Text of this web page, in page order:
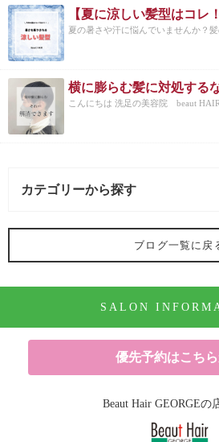
夏の暑さや汗に悩んでいませんか？
こんにちは 洗足の美容院 beaut
カテゴリーから探す
オススメメニュー (122記事)
パーマ (10記事)
ブログ一覧に戻
SALON
優先予約はこち
Beaut Hair GEORGEの